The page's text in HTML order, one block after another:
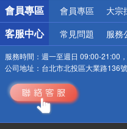
會員專區 會員專區 大宗
客服中心 常見問題 服務
服務時間： 週一至週日 09:00-21:00
公司地址： 台北市北投區大業路136